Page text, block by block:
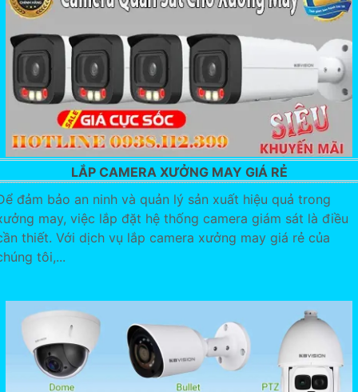
LẮP CAMERA XƯỞNG MAY GIÁ RẺ
đảm bảo an ninh và quản lý sản xuất hiệu quả trong
may, việc lắp đặt hệ thống camera giám sát là điều
thiết. Với dịch vụ lắp camera xưởng may giá rẻ của
tôi,...